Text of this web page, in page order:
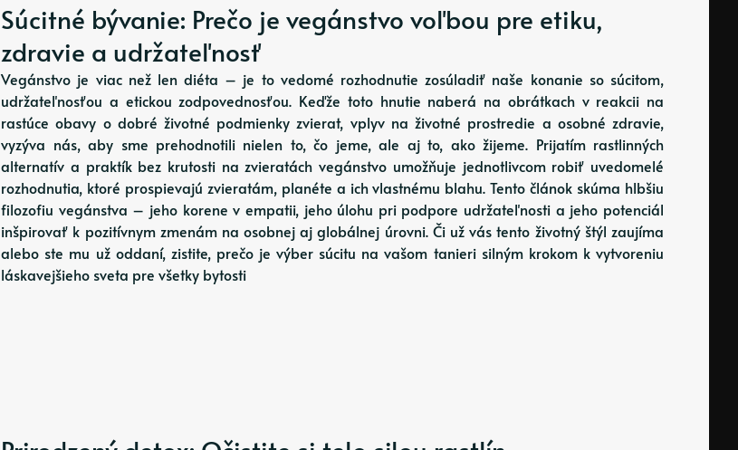
Súcitné bývanie: Prečo je vegánstvo voľbou pre etiku,
zdravie a udržateľnosť
Vegánstvo je viac než len diéta – je to vedomé rozhodnutie zosúladiť naše konanie so súcitom,
udržateľnosťou a etickou zodpovednosťou. Keďže toto hnutie naberá na obrátkach v reakcii na
rastúce obavy o dobré životné podmienky zvierat, vplyv na životné prostredie a osobné zdravie,
vyzýva nás, aby sme prehodnotili nielen to, čo jeme, ale aj to, ako žijeme. Prijatím rastlinných
alternatív a praktík bez krutosti na zvieratách vegánstvo umožňuje jednotlivcom robiť uvedomelé
rozhodnutia, ktoré prospievajú zvieratám, planéte a ich vlastnému blahu. Tento článok skúma hlbšiu
filozofiu vegánstva – jeho korene v empatii, jeho úlohu pri podpore udržateľnosti a jeho potenciál
inšpirovať k pozitívnym zmenám na osobnej aj globálnej úrovni. Či už vás tento životný štýl zaujíma
alebo ste mu už oddaní, zistite, prečo je výber súcitu na vašom tanieri silným krokom k vytvoreniu
láskavejšieho sveta pre všetky bytosti